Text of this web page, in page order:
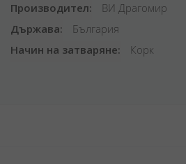
Производител
ВИ Драгомир
Държава
България
Начин на затваряне
Корк